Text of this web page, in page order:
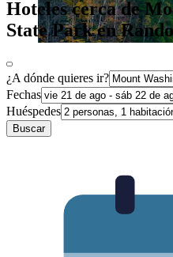
Hoteles cerca de
State Park en
¿A dónde quieres ir?
Fechas
Huéspedes
Buscar